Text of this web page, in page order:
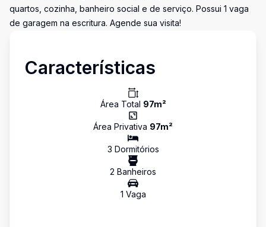
quartos, cozinha, banheiro social e de serviço. Possui 1 vaga
de garagem na escritura. Agende sua visita!
Características
Área Total 97m²
Área Privativa 97m²
3 Dormitórios
2 Banheiros
1 Vaga